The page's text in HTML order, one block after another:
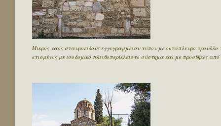
Μικρός ναός σταυροειδούς εγγεγραμμένου τύπου με οκτάπλευρο
κτισμένος με ισοδομικό πλινθοπερίκλειστο σύστημα και με προσθήκες